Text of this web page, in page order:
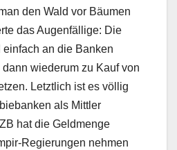
den Wald vor Bäumen
das Augenfällige: Die
an die Banken
wiederum zu Kauf von
Letztlich ist es völlig
als Mittler
hat die Geldmenge
Regierungen nehmen